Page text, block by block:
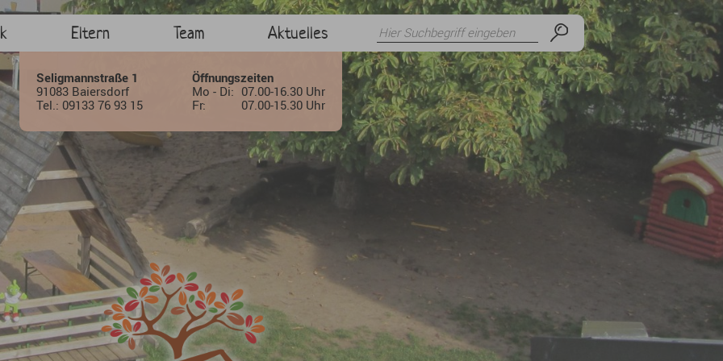
Eltern Team Aktuelles
Seligmannstraße 1
91083 Baiersdorf
Tel.: 09133 76 93 15
Öffnungszeiten
Mo - Di: 07.00-16.30 Uhr
Fr:
07.00-15.30 Uhr